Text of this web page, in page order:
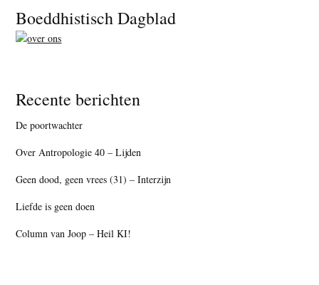
Footer
Boeddhistisch Dagblad
Recente berichten
De poortwachter
Over Antropologie 40 – Lijden
Geen dood, geen vrees (31) – Interzijn
Liefde is geen doen
Column van Joop – Heil KI!